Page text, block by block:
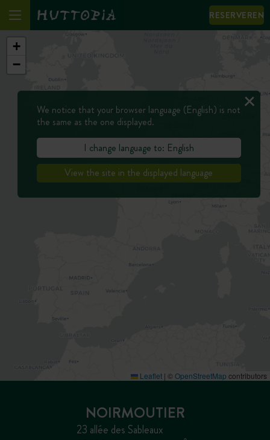
RESERVEREN
+
−
Leaflet | ©OpenStreetMap contributors
NOIRMOUTIER
23 allée des Sableaux
We notice that your browser language (English) is not
the same as the one displayed.
I change language to: English
View the site in the displayed language